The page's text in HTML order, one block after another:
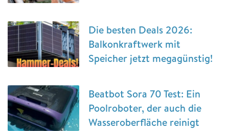
Die besten Deals 2026:
Balkonkraftwerk mit
Speicher jetzt megagünstig!
Beatbot Sora 70 Test: Ein
Poolroboter, der auch die
Wasseroberfläche reinigt